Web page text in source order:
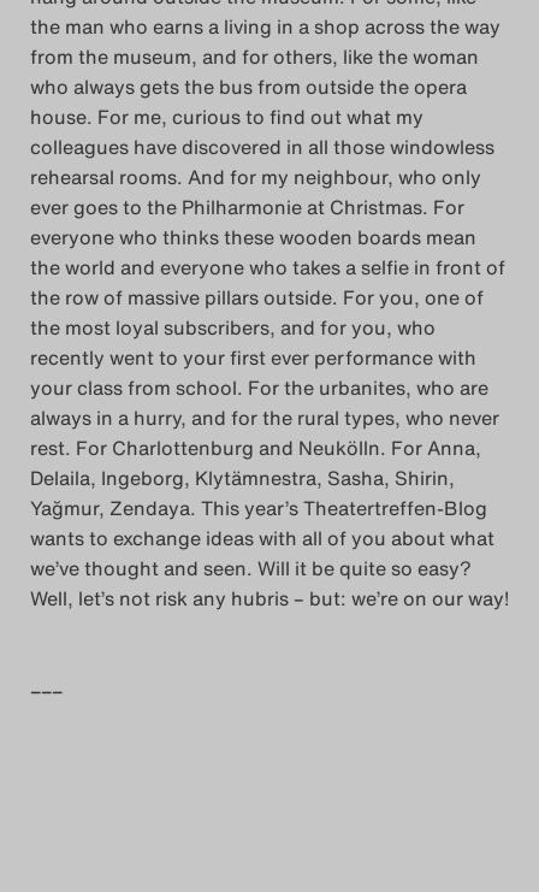
the man who earns a living in a shop across the way
from the museum, and for others, like the woman
who always gets the bus from outside the opera
house. For me, curious to find out what my
colleagues have discovered in all those windowless
rehearsal rooms. And for my neighbour, who only
ever goes to the Philharmonie at Christmas. For
everyone who thinks these wooden boards mean
the world and everyone who takes a selfie in front of
the row of massive pillars outside. For you, one of
the most loyal subscribers, and for you, who
recently went to your first ever performance with
your class from school. For the urbanites, who are
always in a hurry, and for the rural types, who never
rest. For Charlottenburg and Neukölln. For Anna,
Delaila, Ingeborg, Klytämnestra, Sasha, Shirin,
Yağmur, Zendaya. This year’s Theatertreffen-Blog
wants to exchange ideas with all of you about what
we’ve thought and seen. Will it be quite so easy?
Well, let’s not risk any hubris – but: we’re on our way!
–––